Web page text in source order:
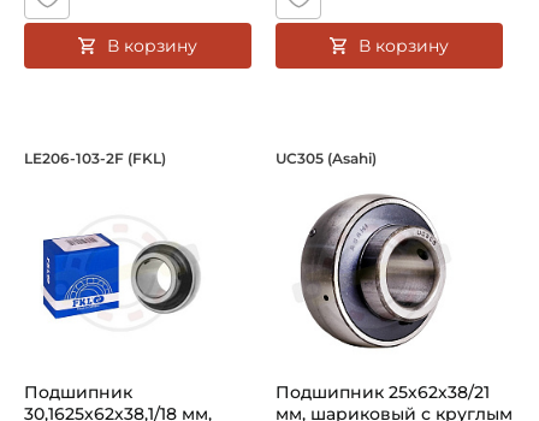
В корзину В корзину
Подшипник 30,1625х62х38,1/18 мм,
LE206-103-2F (FKL)
Подшипник
30,1625х62х38,1/18 мм,
Подшипник
UC305 (Asahi)
Подшипник 25х62х38/21
мм, шариковый с круглым